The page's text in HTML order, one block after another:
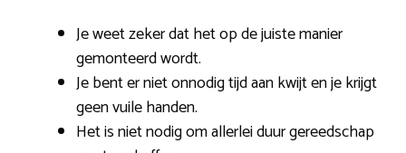
Je weet zeker dat het op de juiste manier
gemonteerd wordt.
Je bent er niet onnodig tijd aan kwijt en je krijgt
geen vuile handen.
Het is niet nodig om allerlei duur gereedschap